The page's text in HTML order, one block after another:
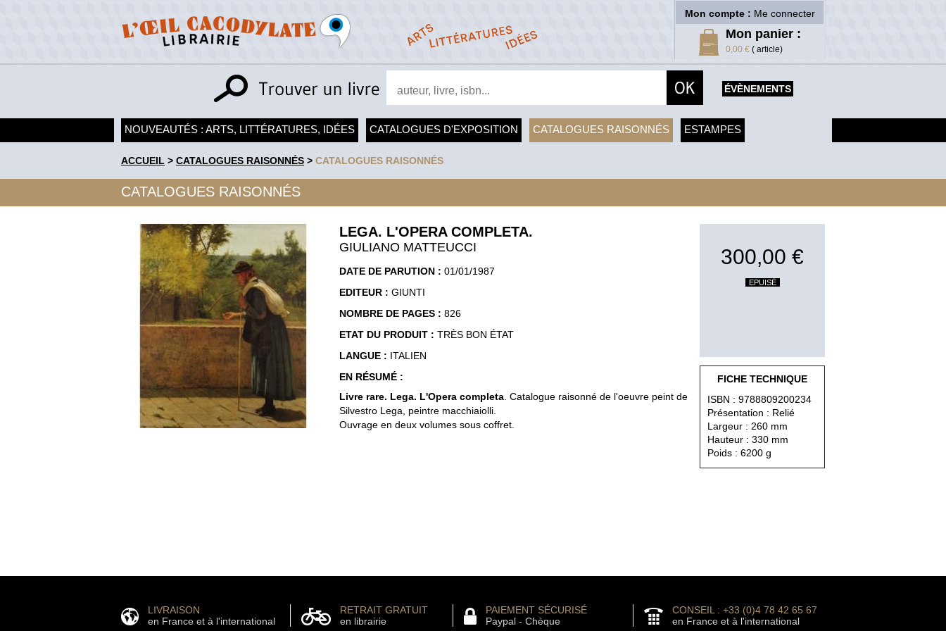
Mon compte : Me connecter
Mon panier :
0,00 € ( article)
ÉVÈNEMENTS
NOUVEAUTÉS : ARTS, LITTÉRATURES, IDÉES CATALOGUES D'EXPOSITION CATALOGUES RAISONNÉS ESTAMPES
ACCUEIL > CATALOGUES RAISONNÉS > CATALOGUES RAISONNÉS
CATALOGUES RAISONNÉS
LEGA. L'OPERA COMPLETA.
GIULIANO MATTEUCCI
DATE DE PARUTION : 01/01/1987
EDITEUR : GIUNTI
NOMBRE DE PAGES : 826
ETAT DU PRODUIT : TRÈS BON ÉTAT
LANGUE : ITALIEN
EN RÉSUMÉ :
Livre rare. Lega. L'Opera completa . Catalogue raisonné de l'oeuvre peint de
Silvestro Lega, peintre macchiaiolli.
Ouvrage en deux volumes sous coffret.
300,00 €
EPUISÉ
FICHE TECHNIQUE
ISBN : 9788809200234
Présentation : Relié
Largeur : 260 mm
Hauteur : 330 mm
Poids : 6200 g
LIVRAISON
en France et à l'international
RETRAIT GRATUIT
en librairie
PAIEMENT SÉCURISÉ
Paypal - Chèque
CONSEIL : +33 (0)4 78 42 65 67
en France et à l'international